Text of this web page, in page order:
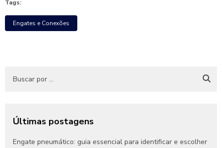
Tags:
Engates e Conexões
Últimas postagens
Engate pneumático: guia essencial para identificar e escolher